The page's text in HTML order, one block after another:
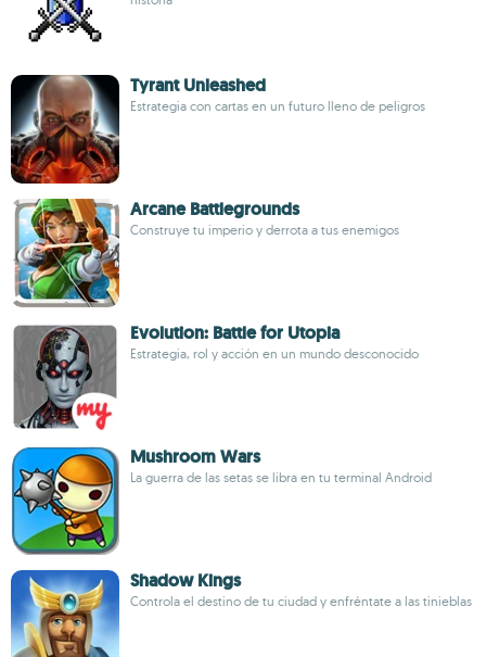
Tyrant Unleashed
Estrategia con cartas en un futuro lleno de peligros
Arcane Battlegrounds
Construye tu imperio y derrota a tus enemigos
Evolution: Battle for Utopia
Estrategia, rol y acción en un mundo desconocido
Mushroom Wars
La guerra de las setas se libra en tu terminal Android
Shadow Kings
Controla el destino de tu ciudad y enfréntate a las tinieblas